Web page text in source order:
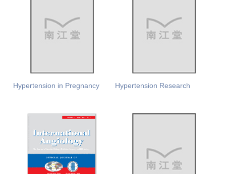
Hypertension in Pregnancy Hypertension Research